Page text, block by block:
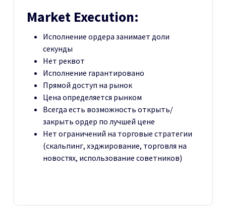
Market Execution:
Исполнение ордера занимает доли
секунды
Нет реквот
Исполнение гарантировано
Прямой доступ на рынок
Цена определяется рынком
Всегда есть возможность открыть/
закрыть ордер по лучшей цене
Нет ограничений на торговые стратегии
(скальпинг, хэджирование, торговля на
новостях, использование советников)